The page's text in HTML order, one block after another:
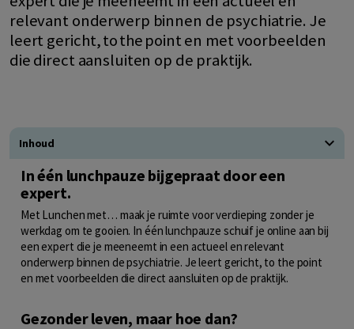
relevant onderwerp binnen de psychiatrie. Je
leert gericht, to the point en met voorbeelden
die direct aansluiten op de praktijk.
Inhoud
In één lunchpauze bijgepraat door een
expert.
Met Lunchen met… maak je ruimte voor verdieping zonder je
werkdag om te gooien. In één lunchpauze schuif je online aan bij
een expert die je meeneemt in een actueel en relevant
onderwerp binnen de psychiatrie. Je leert gericht, to the point
en met voorbeelden die direct aansluiten op de praktijk.
Gezonder leven, maar hoe dan?